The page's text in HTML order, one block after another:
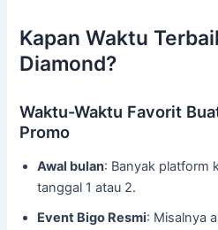
Kapan Waktu
Diamond?
Waktu-Waktu Favorit
Promo
Awal bulan: Banyak platform
tanggal 1 atau 2.
Event Bigo Resmi: Misalnya